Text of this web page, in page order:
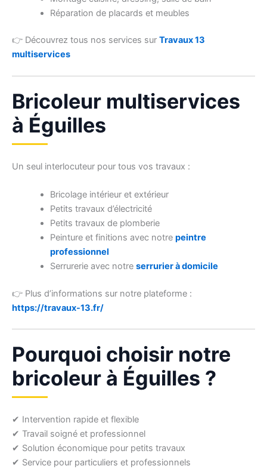
Réparation de placards et meubles
👉 Découvrez tous nos services sur Travaux 13
multiservices
Bricoleur multiservices
à Éguilles
Un seul interlocuteur pour tous vos travaux :
Bricolage intérieur et extérieur
Petits travaux d’électricité
Petits travaux de plomberie
Peinture et finitions avec notre peintre
professionnel
Serrurerie avec notre serrurier à domicile
👉 Plus d’informations sur notre plateforme :
https://travaux-13.fr/
Pourquoi choisir notre
bricoleur à Éguilles ?
✔ Intervention rapide et flexible
✔ Travail soigné et professionnel
✔ Solution économique pour petits travaux
✔ Service pour particuliers et professionnels